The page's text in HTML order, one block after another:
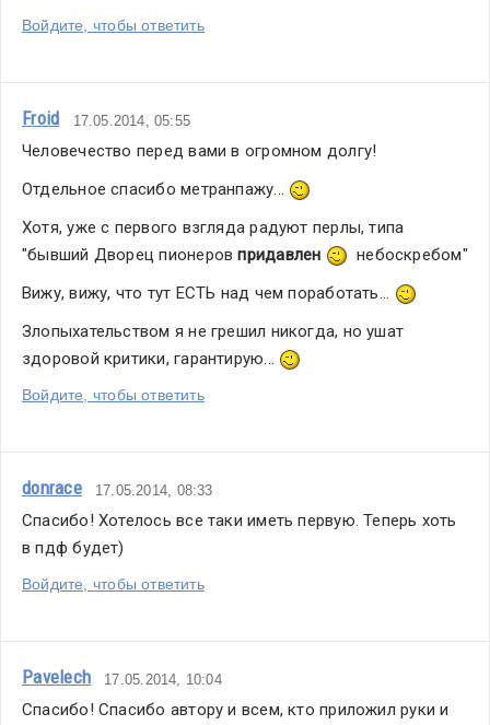
Войдите, чтобы ответить
Froid 17.05.2014, 05:55
Человечество перед вами в огромном долгу!
Отдельное спасибо метранпажу...
Хотя, уже с первого взгляда радуют перлы, типа
"бывший Дворец пионеров придавлен
  небоскребом"
Вижу, вижу, что тут ЕСТЬ над чем поработать...
Злопыхательством я не грешил никогда, но ушат
здоровой критики, гарантирую...
Войдите, чтобы ответить
donrace 17.05.2014, 08:33
Спасибо! Хотелось все таки иметь первую. Теперь хоть
в пдф будет)
Войдите, чтобы ответить
Pavelech 17.05.2014, 10:04
Спасибо! Спасибо автору и всем, кто приложил руки и